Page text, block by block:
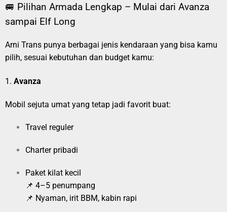
🚐 Pilihan Armada Lengkap – Mulai dari Avanza
sampai Elf Long
Arni Trans punya berbagai jenis kendaraan yang bisa kamu
pilih, sesuai kebutuhan dan budget kamu:
1. Avanza
Mobil sejuta umat yang tetap jadi favorit buat:
Travel reguler
Charter pribadi
Paket kilat kecil
📌 4–5 penumpang
📌 Nyaman, irit BBM, kabin rapi